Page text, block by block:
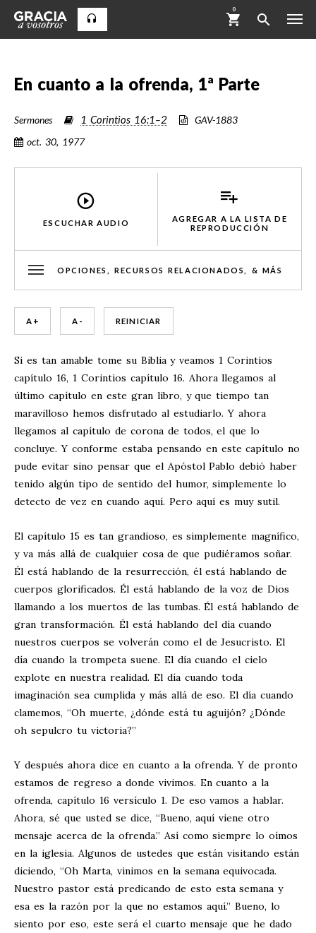
0
En cuanto a la ofrenda, 1ª Parte
Sermones 1 Corintios 16:1–2
GAV-1883
oct. 30, 1977
ESCUCHAR AUDIO
AGREGAR A LA LISTA DE
REPRODUCCIÓN
OPCIONES, RECURSOS RELACIONADOS, & MÁS
A + A - REINICIAR
Si es tan amable tome su Biblia y veamos 1 Corintios
capítulo 16, 1 Corintios capítulo 16. Ahora llegamos al
último capítulo en este gran libro, y que tiempo tan
maravilloso hemos disfrutado al estudiarlo. Y ahora
llegamos al capítulo de corona de todos, el que lo
concluye. Y conforme estaba pensando en este capítulo no
pude evitar sino pensar que el Apóstol Pablo debió haber
tenido algún tipo de sentido del humor, simplemente lo
detecto de vez en cuando aquí. Pero aquí es muy sutil.
El capítulo 15 es tan grandioso, es simplemente magnífico,
y va más allá de cualquier cosa de que pudiéramos soñar.
Él está hablando de la resurrección, él está hablando de
cuerpos glorificados. Él está hablando de la voz de Dios
llamando a los muertos de las tumbas. Él está hablando de
gran transformación. Él está hablando del día cuando
nuestros cuerpos se volverán como el de Jesucristo. El
día cuando la trompeta suene. El día cuando el cielo
explote en nuestra realidad. El día cuando toda
imaginación sea cumplida y más allá de eso. El día cuando
clamemos, “Oh muerte, ¿dónde está tu aguijón? ¿Dónde
oh sepulcro tu victoria?”
Y después ahora dice en cuanto a la ofrenda. Y de pronto
estamos de regreso a donde vivimos. En cuanto a la
ofrenda, capítulo 16 versículo 1. De eso vamos a hablar.
Ahora, sé que usted se dice, “Bueno, aquí viene otro
mensaje acerca de la ofrenda.” Así como siempre lo oímos
en la iglesia. Algunos de ustedes que están visitando están
diciendo, “Oh Marta, vinimos en la semana equivocada.
Nuestro pastor está predicando de esto esta semana y
esa es la razón por la que no estamos aquí.” Bueno, lo
siento por eso, este será el cuarto mensaje que he dado